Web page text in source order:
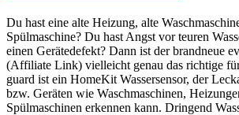
Du hast eine alte Heizung, alte
Spülmaschine? Du hast Angst vor teuren
einen Gerätedefekt? Dann ist der brandneue
(Affiliate Link) vielleicht genau das richtige
guard ist ein HomeKit Wassersensor, der
bzw. Geräten wie Waschmaschinen,
Spülmaschinen erkennen kann. Dringend